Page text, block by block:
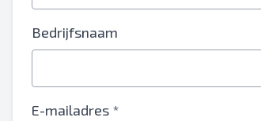
Bedrijfsnaam
E-mailadres *